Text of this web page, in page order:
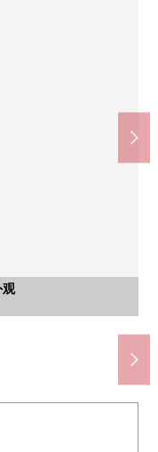
观
观
观
观
观
观
观
观